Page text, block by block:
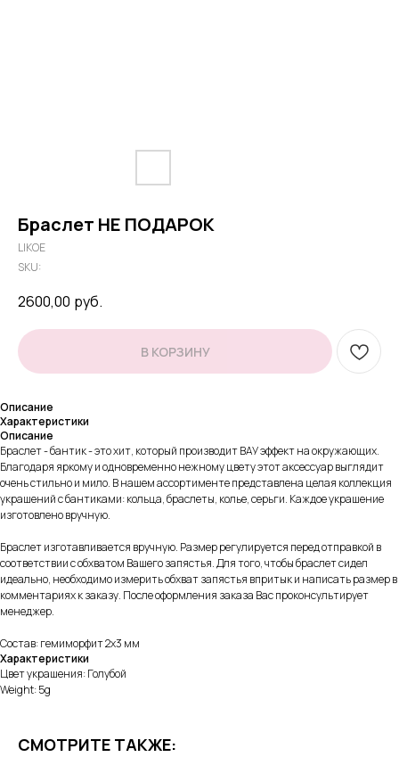
Браслет НЕ ПОДАРОК
LIKOE
SKU:
2600,00 руб.
В КОРЗИНУ
Описание
Характеристики
Описание
Браслет - бантик - это хит, который производит ВАУ эффект на окружающих.
Благодаря яркому и одновременно нежному цвету этот аксессуар выглядит
очень стильно и мило. В нашем ассортименте представлена целая коллекция
украшений с бантиками: кольца, браслеты, колье, серьги. Каждое украшение
изготовлено вручную.
Браслет изготавливается вручную. Размер регулируется перед отправкой в
соответствии с обхватом Вашего запястья. Для того, чтобы браслет сидел
идеально, необходимо измерить обхват запястья впритык и написать размер в
комментариях к заказу. После оформления заказа Вас проконсультирует
менеджер.
Состав: гемиморфит 2х3 мм
Характеристики
Цвет украшения: Голубой
Weight: 5g
СМОТРИТЕ ТАКЖЕ: